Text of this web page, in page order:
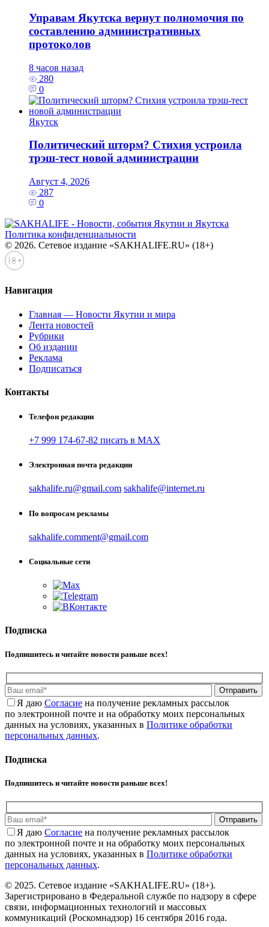
Управам Якутска вернут полномочия по
составлению административных
протоколов
8 часов назад
280
0
Якутск
Политический шторм? Стихия устроила
трэш-тест новой администрации
Август 4, 2026
287
0
Политика конфиденциальности
© 2026. Сетевое издание «SAKHALIFE.RU» (18+)
Навигация
Главная — Новости Якутии и мира
Лента новостей
Рубрики
Об издании
Реклама
Подписаться
Контакты
Телефон редакции
+7 999 174-67-82 писать в MAX
Электронная почта редакции
sakhalife.ru@gmail.com sakhalife@internet.ru
По вопросам рекламы
sakhalife.comment@gmail.com
Социальные сети
Подписка
Подпишитесь и читайте новости раньше всех!
Отправить
Я даю Cогласие на получение рекламных рассылок
по электронной почте и на обработку моих персональных
данных на условиях, указанных в Политике обработки
персональных данных.
Подписка
Подпишитесь и читайте новости раньше всех!
Отправить
Я даю Cогласие на получение рекламных рассылок
по электронной почте и на обработку моих персональных
данных на условиях, указанных в Политике обработки
персональных данных.
© 2025. Сетевое издание «SAKHALIFE.RU» (18+).
Зарегистрировано в Федеральной службе по надзору в сфере
связи, информационных технологий и массовых
коммуникаций (Роскомнадзор) 16 сентября 2016 года.